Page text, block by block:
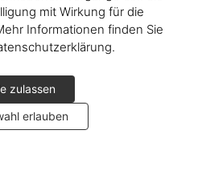
mit Wirkung für die
Informationen finden Sie
zulassen
erlauben